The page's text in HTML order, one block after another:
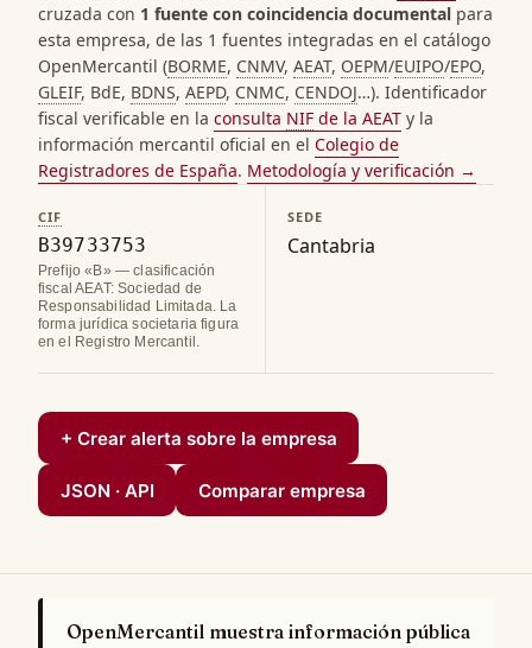
cruzada con 1 fuente con coincidencia documental para
esta empresa, de las 1 fuentes integradas en el catálogo
OpenMercantil (BORME, CNMV, AEAT, OEPM/EUIPO/EPO,
GLEIF, BdE, BDNS, AEPD, CNMC, CENDOJ…). Identificador
fiscal verificable en la consulta NIF de la AEAT y la
información mercantil oficial en el Colegio de
Registradores de España. Metodología y verificación →
CIF
B39733753
Prefijo «B» — clasificación
fiscal AEAT: Sociedad de
Responsabilidad Limitada. La
forma jurídica societaria figura
en el Registro Mercantil.
SEDE
Cantabria
+ Crear alerta sobre la empresa
JSON · API Comparar empresa
OpenMercantil muestra información pública